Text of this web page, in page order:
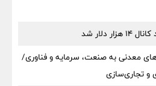
دلار شد
معدنی به صنعت، سرمایه و فناوری/
و تجاری‌سازی